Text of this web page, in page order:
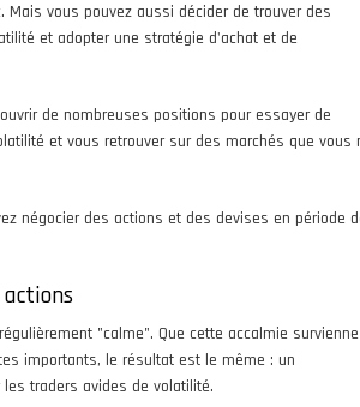
Mais vous pouvez aussi décider de trouver des
et adopter une stratégie d'achat et de
de nombreuses positions pour essayer de
et vous retrouver sur des marchés que vous
négocier des actions et des devises en période
"calme". Que cette accalmie survienne
importants, le résultat est le même : un
traders avides de volatilité.